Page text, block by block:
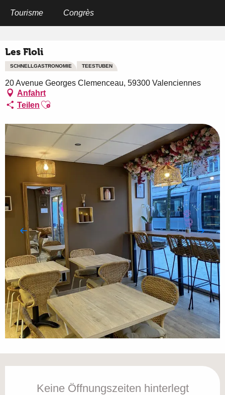
Tourisme Congrès
Les Floli
SCHNELLGASTRONOMIE TEESTUBEN
20 Avenue Georges Clemenceau, 59300 Valenciennes
Anfahrt
Teilen Ajouter aux favoris
Keine Öffnungszeiten hinterlegt